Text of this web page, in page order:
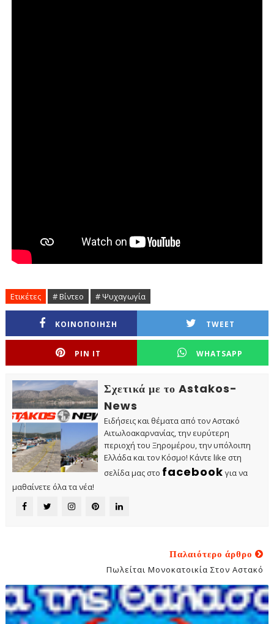
Ετικέτες # Βίντεο # Ψυχαγωγία
ΚΟΙΝΟΠΟΙΗΣΗ TWEET
PIN IT WHATSAPP
Σχετικά με το Astakos-
News
Ειδήσεις και θέματα από τον Αστακό
Αιτωλοακαρνανίας, την ευρύτερη
περιοχή του Ξηρομέρου, την υπόλοιπη
Ελλάδα και τον Κόσμο! Κάντε like στη
σελίδα μας στο facebook για να
μαθαίνετε όλα τα νέα!
Παλαιότερο άρθρο
Πωλείται Μονοκατοικία Στον Αστακό